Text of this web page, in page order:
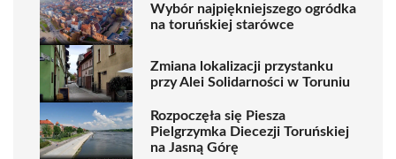
Wybór najpiękniejszego ogródka
na toruńskiej starówce
Zmiana lokalizacji przystanku
przy Alei Solidarności w Toruniu
Rozpoczęła się Piesza
Pielgrzymka Diecezji Toruńskiej
na Jasną Górę